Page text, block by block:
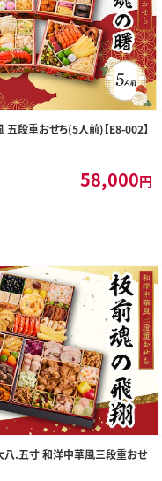
五段重おせち(5人前)【E8-002】
58,000円
八.五寸 和洋中華風三段重おせ